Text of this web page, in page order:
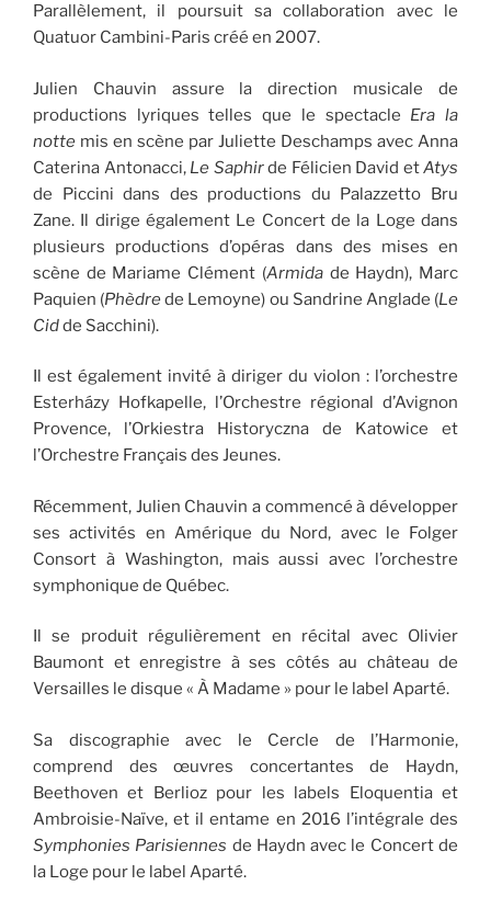
Parallèlement, il poursuit sa collaboration avec le
Quatuor Cambini-Paris créé en 2007.
Julien Chauvin assure la direction musicale de
productions lyriques telles que le spectacle Era la
notte mis en scène par Juliette Deschamps avec Anna
Caterina Antonacci, Le Saphirde Félicien David etAtys
de Piccini dans des productions du Palazzetto Bru
Zane. Il dirige également Le Concert de la Loge dans
plusieurs productions d’opéras dans des mises en
scène de Mariame Clément (Armidade Haydn), Marc
Paquien (Phèdrede Lemoyne) ou Sandrine Anglade (Le
Cidde Sacchini).
Il est également invité à diriger du violon : l’orchestre
Esterházy Hofkapelle, l’Orchestre régional d’Avignon
Provence, l’Orkiestra Historyczna de Katowice et
l’Orchestre Français des Jeunes.
Récemment, Julien Chauvin a commencé à développer
ses activités en Amérique du Nord, avec le Folger
Consort à Washington,mais aussi avec l’orchestre
symphonique de Québec.
Il se produit régulièrement en récital avec Olivier
Baumont et enregistre à ses côtés au château de
Versailles le disque « À Madame » pour le label Aparté.
Sa discographie avec le Cercle de l’Harmonie,
comprend des œuvres concertantes de Haydn,
Beethoven et Berlioz pour les labels Eloquentia et
Ambroi­sie-Naïve, et il entame en 2016 l’intégrale des
Symphonies Parisiennes de Haydn avec le Concert de
la Loge pour le label Aparté.